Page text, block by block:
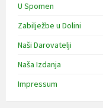
U Spomen
Zabilježbe u Dolini
Naši Darovatelji
Naša Izdanja
Impressum